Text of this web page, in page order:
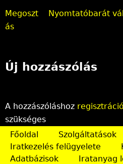
Nyomtatóbarát
Megoszt
ás
Új hozzászólás
A hozzászóláshoz regisztráció
szükséges
Főoldal
Szolgáltatások
Iratkezelés felügyelete
Adatbázisok
Iratanyag